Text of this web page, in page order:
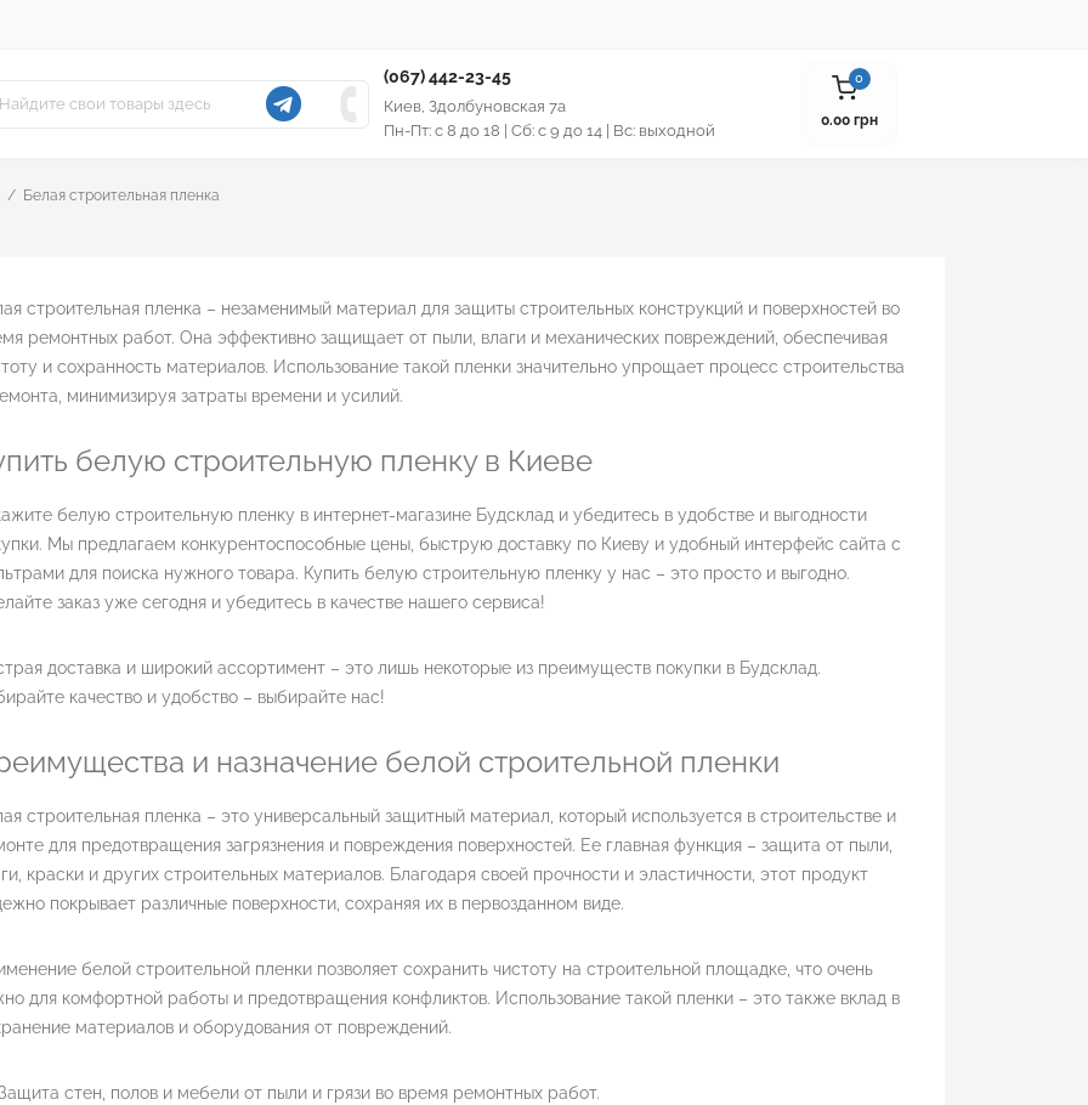
(067) 442-23-45
Киев, Здолбуновская 7а
Пн-Пт: с 8 до 18 | Сб: с 9 до 14 | Вс: выходной
0
0.00 грн
Белая строительная пленка
строительная пленка – незаменимый материал для защиты строительных конструкций и поверхностей во
ремонтных работ. Она эффективно защищает от пыли, влаги и механических повреждений, обеспечивая
и сохранность материалов. Использование такой пленки значительно упрощает процесс строительства
минимизируя затраты времени и усилий.
белую строительную пленку в Киеве
белую строительную пленку в интернет-магазине Будсклад и убедитесь в удобстве и выгодности
Мы предлагаем конкурентоспособные цены, быструю доставку по Киеву и удобный интерфейс сайта с
для поиска нужного товара. Купить белую строительную пленку у нас – это просто и выгодно.
заказ уже сегодня и убедитесь в качестве нашего сервиса!
доставка и широкий ассортимент – это лишь некоторые из преимуществ покупки в Будсклад.
качество и удобство – выбирайте нас!
и назначение белой строительной пленки
строительная пленка – это универсальный защитный материал, который используется в строительстве и
для предотвращения загрязнения и повреждения поверхностей. Ее главная функция – защита от пыли,
краски и других строительных материалов. Благодаря своей прочности и эластичности, этот продукт
покрывает различные поверхности, сохраняя их в первозданном виде.
белой строительной пленки позволяет сохранить чистоту на строительной площадке, что очень
для комфортной работы и предотвращения конфликтов. Использование такой пленки – это также вклад в
материалов и оборудования от повреждений.
Защита стен, полов и мебели от пыли и грязи во время ремонтных работ.